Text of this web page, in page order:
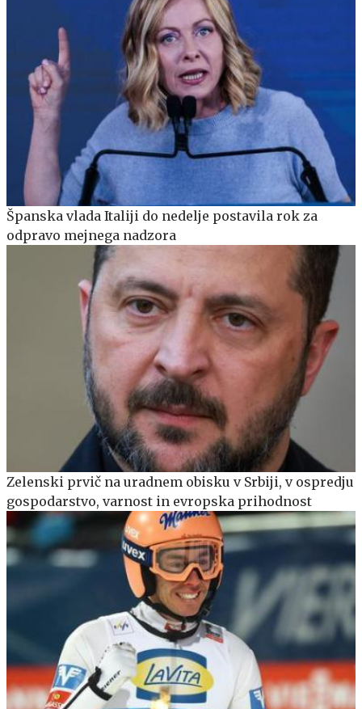
Španska vlada Italiji do nedelje postavila rok za
odpravo mejnega nadzora
Zelenski prvič na uradnem obisku v Srbiji, v ospredju
gospodarstvo, varnost in evropska prihodnost